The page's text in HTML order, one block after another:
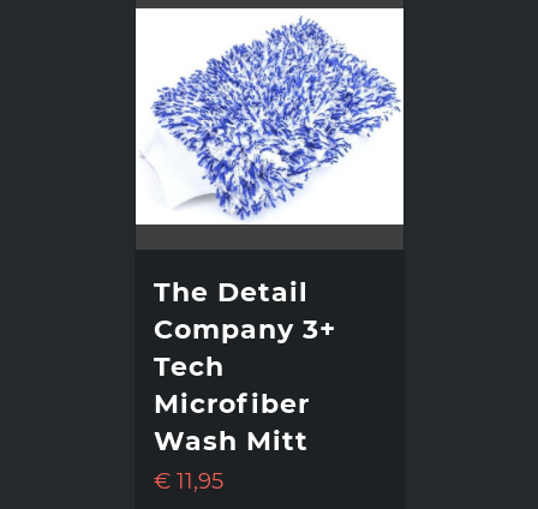
The Detail
Company 3+
Tech
Microfiber
Wash Mitt
€11,95